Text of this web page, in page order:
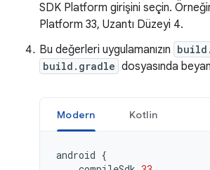
SDK Platform girişini seçin.
Platform 33, Uzantı Düzeyi 4.
Bu değerleri uygulamanızın
build.gradle dosyasında
Modern Kotlin
android {